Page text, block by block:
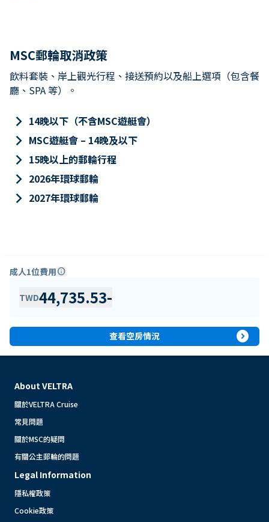
MSC郵輪取消政策
飲料套裝、岸上觀光行程、接送預約以及船上選項（包含餐
廳、SPA 等）。
keyboard_arrow_right 14晚以下（不含MSC遊艇會）
keyboard_arrow_right MSC遊艇會 – 14晚及以下
keyboard_arrow_right 15晚以上的郵輪行程
keyboard_arrow_right 2026年環球郵輪
keyboard_arrow_right 2027年環球郵輪
成人1位費用info
TWD44,735.53-
查看空房情況 expand_circle_right
About VELTRA
關於VELTRA Cruise
常見問題
關於MSC的疑問
有關公主郵輪的問題
Legal Information
隱私權政策
Cookie政策